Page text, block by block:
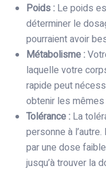
Poids : Le poids
déterminer le
pourraient avoir
Métabolisme :
laquelle votre
rapide peut
obtenir les
Tolérance : La
personne à
par une dose
jusqu’à trouver la